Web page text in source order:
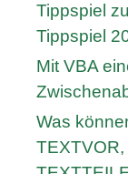
Tippspiel
Tippspiel
Mit VBA
Was